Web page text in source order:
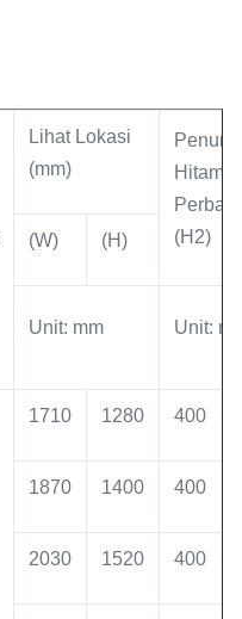
Lihat Lokasi
(mm)
Hitam
(H2)
(W) (H)
Unit: mm Unit:
1710 1280 400
1870 1400 400
2030 1520 400